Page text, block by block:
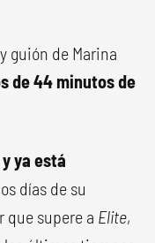
guión de Marina
de 44 minutos de
ya está
días de su
que supere a Elite,